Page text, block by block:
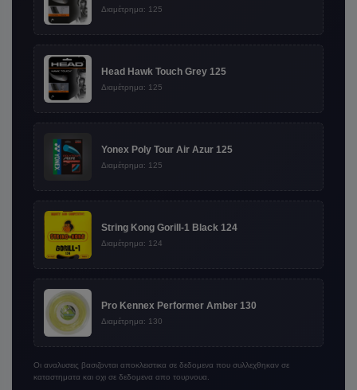
Διαμέτρημα: 125
Head Hawk Touch Grey 125
Διαμέτρημα: 125
Yonex Poly Tour Air Azur 125
Διαμέτρημα: 125
String Kong Gorill-1 Black 124
Διαμέτρημα: 124
Pro Kennex Performer Amber 130
Διαμέτρημα: 130
Οι αναλυσεις βασιζονται αποκλειστικα σε δεδομενα που συλλεχθηκαν σε
καταστηματα και οχι σε δεδομενα απο τουρνουα.